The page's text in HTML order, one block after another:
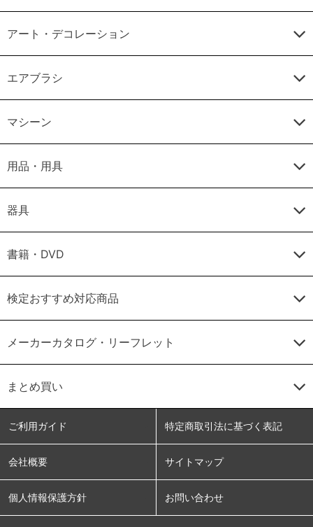
アート・デコレーション
エアブラシ
マシーン
用品・用具
器具
書籍・DVD
検定おすすめ対応商品
メーカーカタログ・リーフレット
まとめ買い
ご利用ガイド 特定商取引法に基づく表記
会社概要 サイトマップ
個人情報保護方針 お問い合わせ